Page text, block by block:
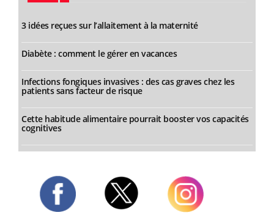
3 idées reçues sur l’allaitement à la maternité
Diabète : comment le gérer en vacances
Infections fongiques invasives : des cas graves chez les
patients sans facteur de risque
Cette habitude alimentaire pourrait booster vos capacités
cognitives